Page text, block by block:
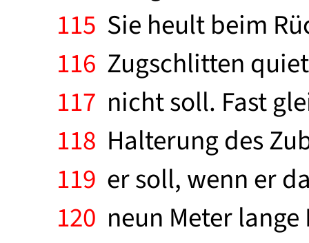
115 Sie heult beim
116 Zugschlitten
117 nicht soll. Fast
118 Halterung des
119 er soll, wenn er
120 neun Meter